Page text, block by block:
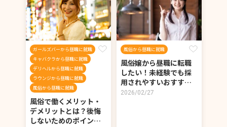
ガールズバーから昼職に就職
キャバクラから昼職に就職
デリヘルから昼職に就職
ラウンジから昼職に就職
風俗から昼職に就職
風俗で働くメリット・
デメリットとは？後悔
しないためのポイン…
風俗から昼職に就職
風俗嬢から昼職に転職
したい！未経験でも採
用されやすいおすす…
2026/02/27